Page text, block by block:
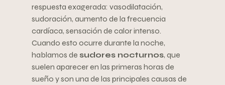
respuesta exagerada: vasodilatación,
sudoración, aumento de la frecuencia
cardíaca, sensación de calor intenso.
Cuando esto ocurre durante la noche,
hablamos de sudores nocturnos, que
suelen aparecer en las primeras horas de
sueño y son una de las principales causas de